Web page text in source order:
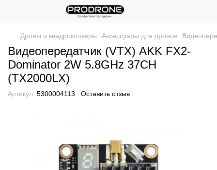
Дроны и квадрокопкеры Аксессуары для дронов
Видеопередатчик (VTX) AKK FX2-
Dominator 2W 5.8GHz 37CH
(TX2000LX)
Артикул: 5300004113 Оставить отзыв